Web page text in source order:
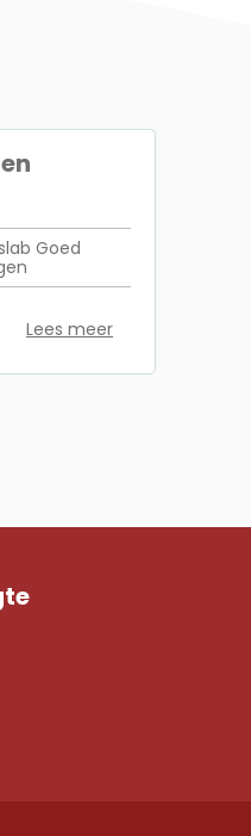
Goed
Lees meer